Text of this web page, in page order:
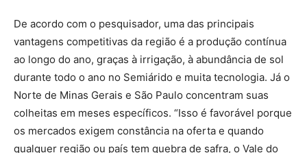
De acordo com o pesquisador, uma das principais
vantagens competitivas da região é a produção contínua
ao longo do ano, graças à irrigação, à abundância de sol
durante todo o ano no Semiárido e muita tecnologia. Já o
Norte de Minas Gerais e São Paulo concentram suas
colheitas em meses específicos. “Isso é favorável porque
os mercados exigem constância na oferta e quando
qualquer região ou país tem quebra de safra, o Vale do